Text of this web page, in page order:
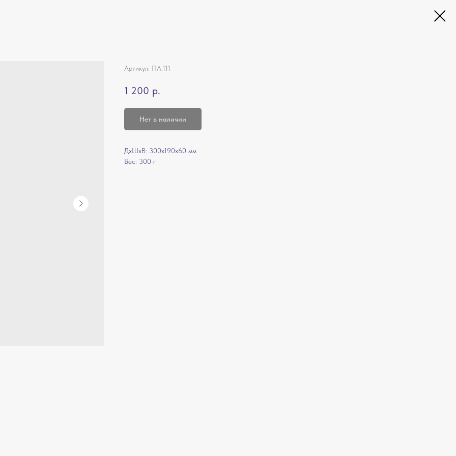
Артикул: ПА.111
1 200 р.
Нет в наличии
ДxШxВ: 300x190x60 мм
Вес: 300 г